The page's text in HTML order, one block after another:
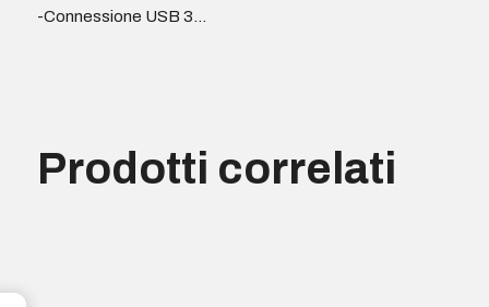
-Connessione USB 3…
Prodotti correlati